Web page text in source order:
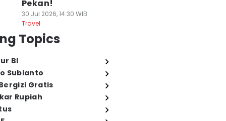
Pekan!
30 Jul 2026, 14:30 WIB
Travel
Topics
BI
Subianto
Gratis
Rupiah